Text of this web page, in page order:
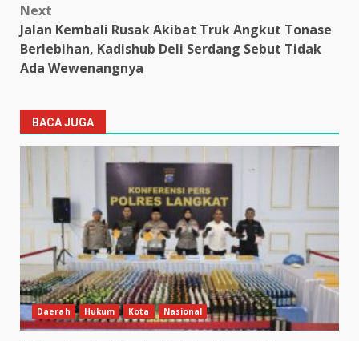
Next
Jalan Kembali Rusak Akibat Truk Angkut Tonase
Berlebihan, Kadishub Deli Serdang Sebut Tidak
Ada Wewenangnya
BACA JUGA
Daerah Hukum Kota Nasional